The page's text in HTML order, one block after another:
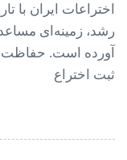
اختراعات ایران با
رشد، زمینه‌ای
آورده است. حفاظت
ثبت اختراع